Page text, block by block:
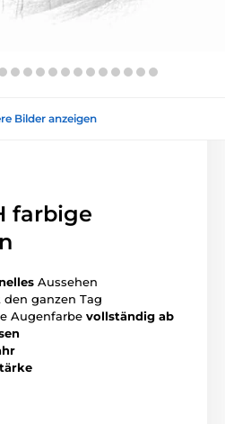
Bilder anzeigen
farbige
Aussehen
den ganzen Tag
Augenfarbe vollständig ab